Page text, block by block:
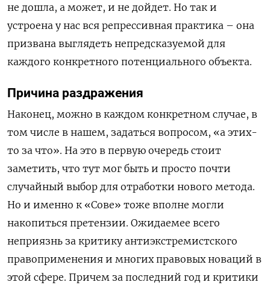
не дошла, а может, и не дойдет. Но так и
устроена у нас вся репрессивная практика – она
призвана выглядеть непредсказуемой для
каждого конкретного потенциального объекта.
Причина раздражения
Наконец, можно в каждом конкретном случае, в
том числе в нашем, задаться вопросом, «а этих-
то за что». На это в первую очередь стоит
заметить, что тут мог быть и просто почти
случайный выбор для отработки нового метода.
Но и именно к «Сове» тоже вполне могли
накопиться претензии. Ожидаемее всего
неприязнь за критику антиэкстремистского
правоприменения и многих правовых новаций в
этой сфере. Причем за последний год и критики